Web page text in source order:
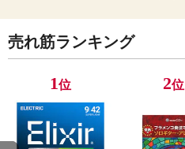
売れ筋ランキング
1位 2位